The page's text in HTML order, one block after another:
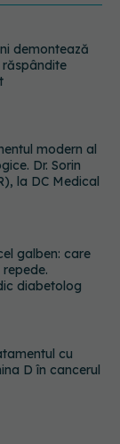
modern al
Dr. Sorin
la DC Medical
galben: care
diabetolog
cu
D în cancerul
pentru
Corpul